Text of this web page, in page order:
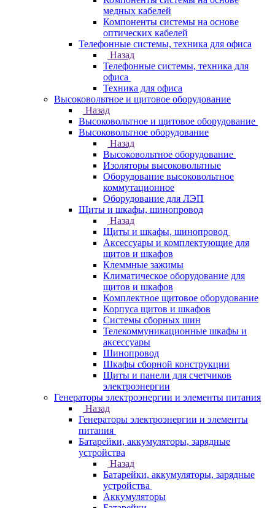
медных кабелей
Компоненты системы на основе
оптических кабелей
Телефонные системы, техника для офиса
Назад
Телефонные системы, техника для
офиса
Техника для офиса
Высоковольтное и щитовое оборудование
Назад
Высоковольтное и щитовое оборудование
Высоковольтное оборудование
Назад
Высоковольтное оборудование
Изоляторы высоковольтные
Оборудование высоковольтное
коммутационное
Оборудование для ЛЭП
Щиты и шкафы, шинопровод
Назад
Щиты и шкафы, шинопровод
Аксессуары и комплектующие для
щитов и шкафов
Клеммные зажимы
Климатическое оборудование для
щитов и шкафов
Комплектное щитовое оборудование
Корпуса щитов и шкафов
Системы сборных шин
Телекоммуникационные шкафы и
аксессуары
Шинопровод
Шкафы сборной конструкции
Щиты и панели для счетчиков
электроэнергии
Генераторы электроэнергии и элементы питания
Назад
Генераторы электроэнергии и элементы
питания
Батарейки, аккумуляторы, зарядные
устройства
Назад
Батарейки, аккумуляторы, зарядные
устройства
Аккумуляторы